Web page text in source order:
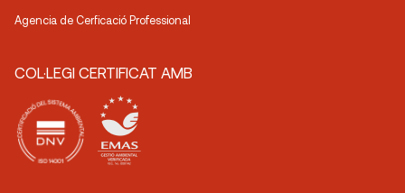
Agencia de Cerficació Professional
COL·LEGI CERTIFICAT AMB